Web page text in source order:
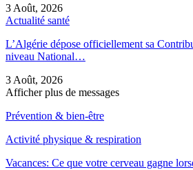
3 Août, 2026
Actualité santé
L’Algérie dépose officiellement sa
niveau National…
3 Août, 2026
Afficher plus de messages
Prévention & bien-être
Activité physique & respiration
Vacances: Ce que votre cerveau gagne